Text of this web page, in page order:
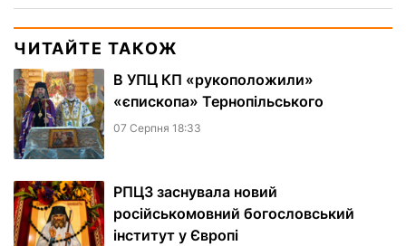
ЧИТАЙТЕ ТАКОЖ
В УПЦ КП «рукоположили»
«єпископа» Тернопільського
07 Серпня 18:33
РПЦЗ заснувала новий
російськомовний богословський
інститут у Європі